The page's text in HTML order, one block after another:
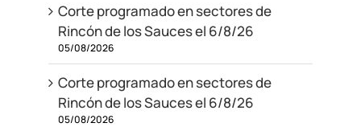
Corte programado en sectores de
Rincón de los Sauces el 6/8/26
05/08/2026
Corte programado en sectores de
Rincón de los Sauces el 6/8/26
05/08/2026